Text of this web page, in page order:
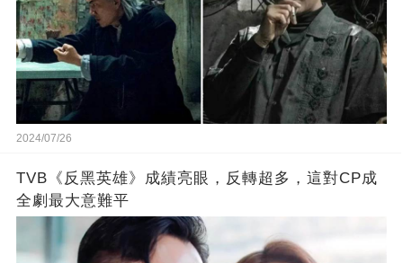
2024/07/26
TVB《反黑英雄》成績亮眼，反轉超多，這對CP成
全劇最大意難平